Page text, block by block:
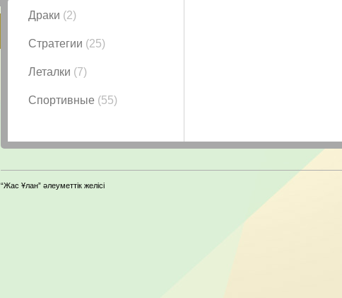
Драки (2)
Стратегии (25)
Леталки (7)
Спортивные (55)
“Жас Ұлан” әлеуметтік желісі